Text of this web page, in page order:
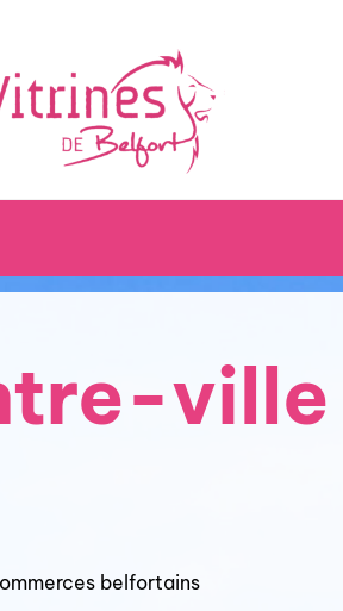
Nos boutiques ville
belfortains